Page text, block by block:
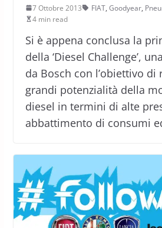
7 Ottobre 2013 FIAT, Goodyear,
4 min read
Si è appena conclusa la
della ‘Diesel Challenge’,
da Bosch con l’obiettivo di
grandi potenzialità della
diesel in termini di alte
abbattimento di consumi